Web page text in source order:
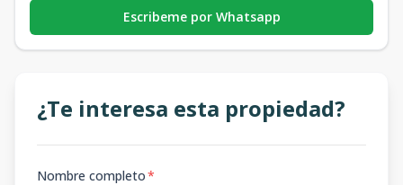
Escribeme por Whatsapp
¿Te interesa esta propiedad?
Nombre completo*